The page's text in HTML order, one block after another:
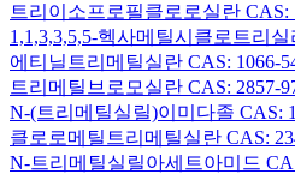
트리이소프로필클로로실란 CAS:
1,1,3,3,5,5-헥사메틸시클로트리실
에티닐트리메틸실란 CAS: 1066-
트리메틸브로모실란 CAS: 2857-
N-(트리메틸실릴)이미다졸 CAS:
클로로메틸트리메틸실란 CAS:
N-트리메틸실릴아세트아미드